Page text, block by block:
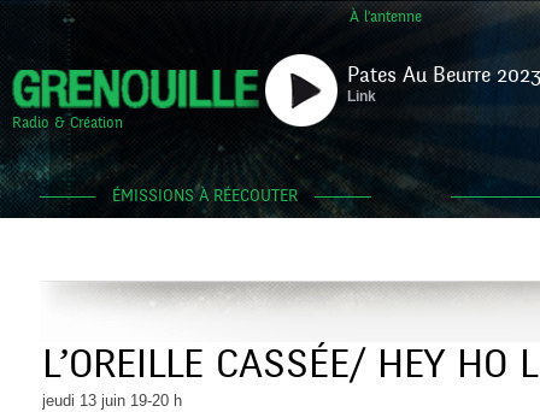
À l'antenne
Radio & Création
Pates Au Beurre
Link
ÉMISSIONS À RÉECOUTER
L’OREILLE CASSÉE/ HEY HO
jeudi 13 juin 19-20 h